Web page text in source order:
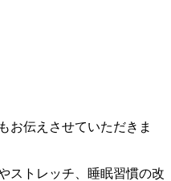
お伝えさせていただきま
ストレッチ、睡眠習慣の改